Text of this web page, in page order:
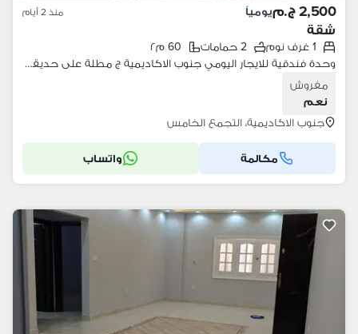
2,500 ج.م يومياً منذ 2 أيام
شقة
1 غرف نوم 2 حمامات
60 م٢
وحدة فندقية للايجار اليومي جنوب الاكاديمية ج مطلة على حديقة خلف المستشفى الجوى التخصصى وبجوار مسجد حسن الشربتلى التجمع الخامس
مفروش
نعم
جنوب الاكاديمية، التجمع الخامس
مكالمة واتساب